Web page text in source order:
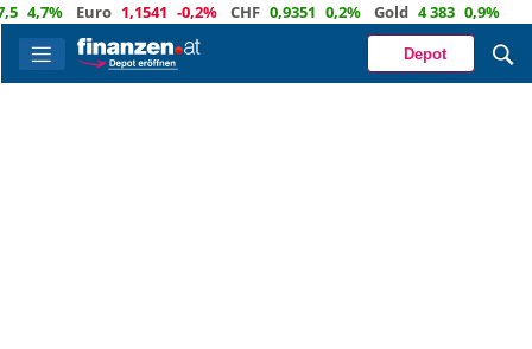
Euro 1,1541 -0,2% CHF 0,9351 0,2% Gold 4 383 0,9%
Depot